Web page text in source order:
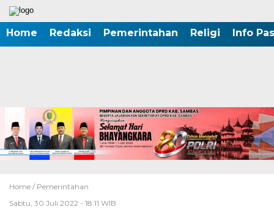
Home Redaksi Pemerintahan Religi Info
Home / Pemerintahan
Sabtu, 30 Juli 2022 - 18:11 WIB